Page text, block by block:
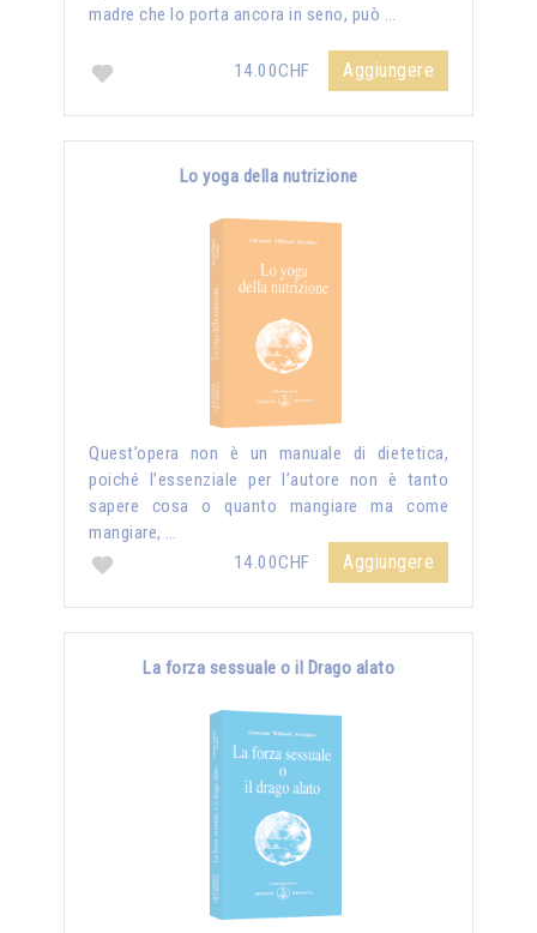
madre che lo porta ancora in seno, può …
14.00CHF Aggiungere
Lo yoga della nutrizione
Quest’opera non è un manuale di dietetica,
poiché l’essenziale per l’autore non è tanto
sapere cosa o quanto mangiare ma come
mangiare, …
14.00CHF
Aggiungere
La forza sessuale o il Drago alato